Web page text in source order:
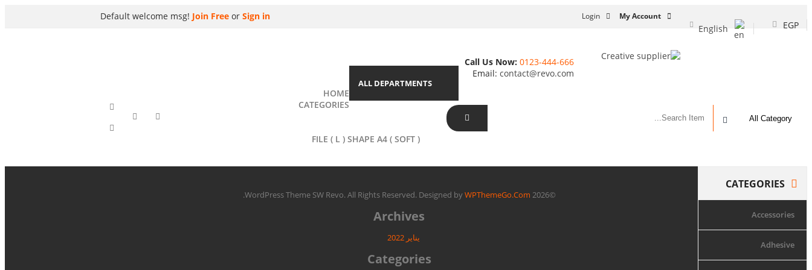
EGP
My Account
Login
Default welcome msg! Join Free or Sign in
Call Us Now: 0123-444-666
Email: contact@revo.com
ALL DEPARTMENTS
HOME
CATEGORIES
FILE ( L ) SHAPE A4 ( SOFT )
CATEGORIES
Accessories
Adhesive
©2026 WordPress Theme SW Revo. All Rights Reserved. Designed by
WPThemeGo.Com
.
Archives
يناير 2022
Categories